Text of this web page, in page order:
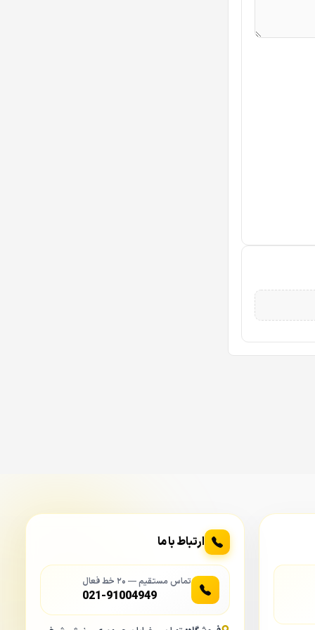
ارتباط با ما
تماس مستقیم — ۲۰ خط فعال
021-91004949